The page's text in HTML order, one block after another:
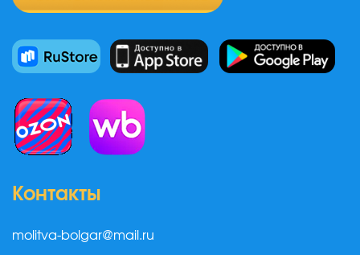
Контакты
molitva-bolgar@mail.ru